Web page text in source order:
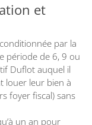
et
conditionnée par la
période de 6, 9 ou
Duflot auquel il
louer leur bien à
foyer fiscal) sans
un an pour